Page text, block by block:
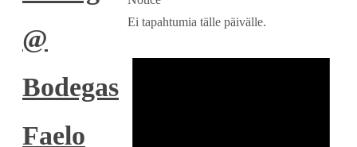
@
Bodegas
Faelo
Ei tapahtumia tälle päivälle.